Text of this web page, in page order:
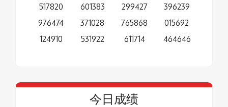
517820
976474
124910
601383
371028
531922
299427
765868
611714
396239
015692
464646
今日成绩